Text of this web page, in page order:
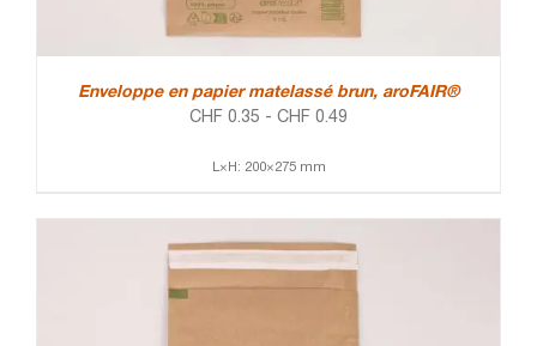
Enveloppe en papier matelassé brun, aroFAIR®
CHF 0.35 - CHF 0.49
L×H: 200×275 mm